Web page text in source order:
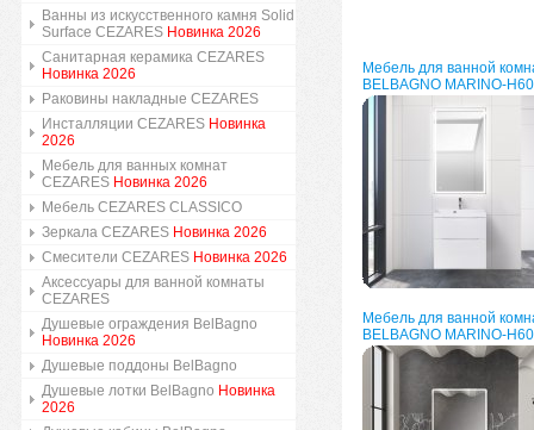
Ванны из искусственного камня Solid
Surface CEZARES Новинка 2026
Санитарная керамика CEZARES
Новинка 2026
Раковины накладные CEZARES
Инсталляции CEZARES Новинка
2026
Мебель для ванных комнат
CEZARES Новинка 2026
Мебель CEZARES CLASSICO
Зеркала CEZARES Новинка 2026
Смесители CEZARES Новинка 2026
Аксессуары для ванной комнаты
CEZARES
Душевые ограждения BelBagno
Новинка 2026
Душевые поддоны BelBagno
Душевые лотки BelBagno Новинка
2026
Мебель для ванной
BELBAGNO MARINO-
Мебель для ванной
BELBAGNO MARINO-